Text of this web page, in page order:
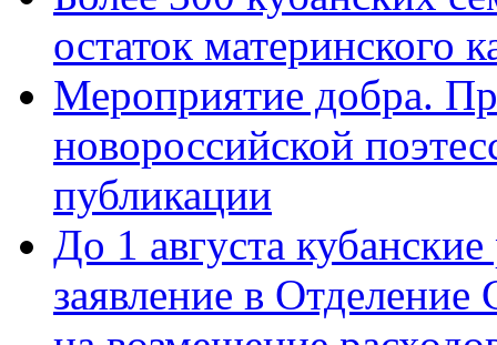
остаток материнского
Мероприятие добра.
новороссийской
публикации
До 1 августа
заявление в